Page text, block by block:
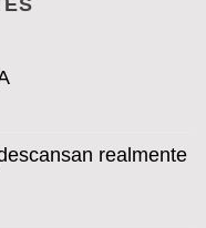
realmente